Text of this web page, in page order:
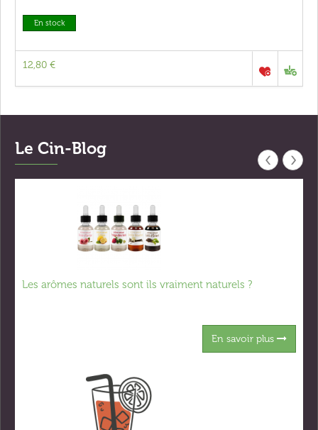
En stock
12,80 €
Le Cin-Blog ‹ ›
Les arômes naturels sont ils vraiment naturels ?
En savoir plus